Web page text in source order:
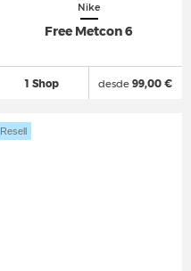
Nike
Free Metcon 6
1 Shop desde 99,00 €
Resell